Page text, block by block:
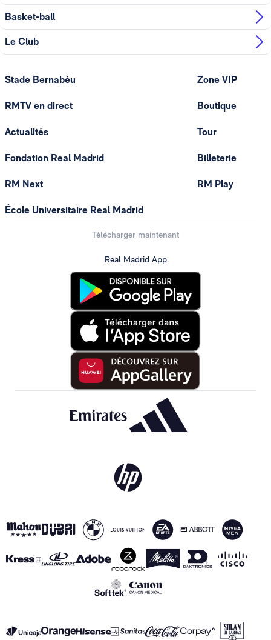
Basket-ball
Le Club
Stade Bernabéu
RMTV en direct
Actualités
Fondation Real Madrid
RM Next
École Universitaire Real Madrid
Zone VIP
Boutique
Tour
Billeterie
RM Play
Télécharger maintenant
Real Madrid App